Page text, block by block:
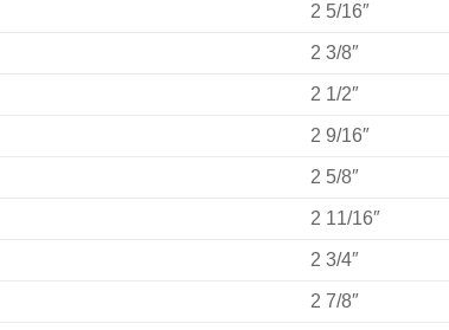
2 5/16″
2 3/8″
2 1/2″
2 9/16″
2 5/8″
2 11/16″
2 3/4″
2 7/8″